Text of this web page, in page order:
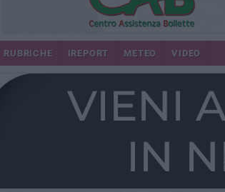
RUBRICHE IREPORT METEO VIDEO